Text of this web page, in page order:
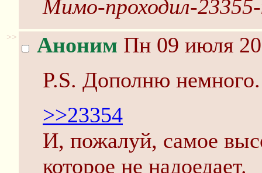
Мимо-проходил-
>> Аноним Пн 09 июля
P.S. Дополню немного.
>>23354
И, пожалуй, самое
которое не надоедает.